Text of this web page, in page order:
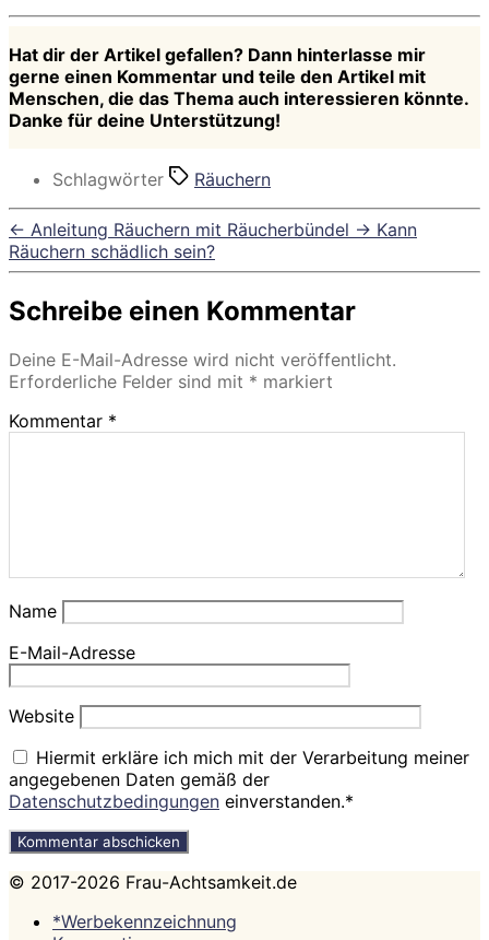
Hat dir der Artikel gefallen? Dann hinterlasse mir
gerne einen Kommentar und teile den Artikel mit
Menschen, die das Thema auch interessieren könnte.
Danke für deine Unterstützung!
Schlagwörter Räuchern
← Anleitung Räuchern mit Räucherbündel → Kann
Räuchern schädlich sein?
Schreibe einen Kommentar
Deine E-Mail-Adresse wird nicht veröffentlicht.
Erforderliche Felder sind mit * markiert
Kommentar *
Name
E-Mail-Adresse
Website
Hiermit erkläre ich mich mit der Verarbeitung meiner
angegebenen Daten gemäß der
Datenschutzbedingungen einverstanden.*
© 2017-2026 Frau-Achtsamkeit.de
*Werbekennzeichnung